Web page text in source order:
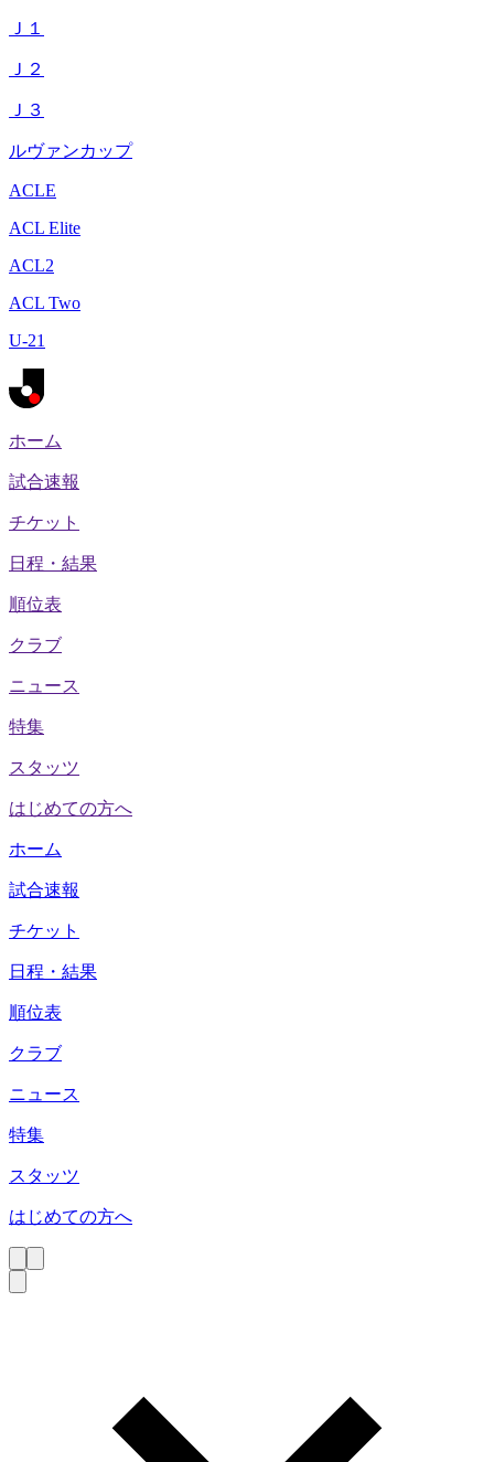
Ｊ１
Ｊ２
Ｊ３
ルヴァンカップ
ACLE
ACL Elite
ACL2
ACL Two
U-21
ホーム
試合速報
チケット
日程・結果
順位表
クラブ
ニュース
特集
スタッツ
はじめての方へ
ホーム
試合速報
チケット
日程・結果
順位表
クラブ
ニュース
特集
スタッツ
はじめての方へ